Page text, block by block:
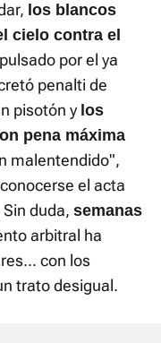
los blancos
cielo contra el
por el ya
penalti de
pisotón y los
pena máxima
malentendido",
el acta
Sin duda, semanas
arbitral ha
con los
trato desigual.